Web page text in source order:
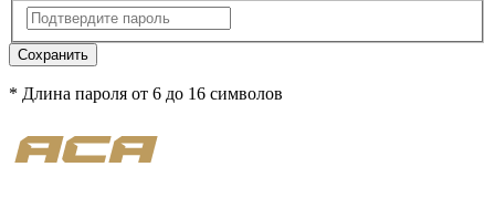
Сохранить
* Длина пароля от 6 до 16 символов